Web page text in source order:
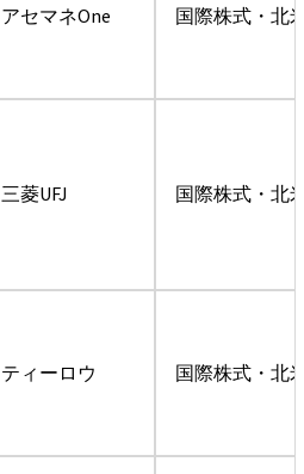
アセマネOne 国際株式・北
三菱UFJ 国際株式・北
ティーロウ 国際株式・北